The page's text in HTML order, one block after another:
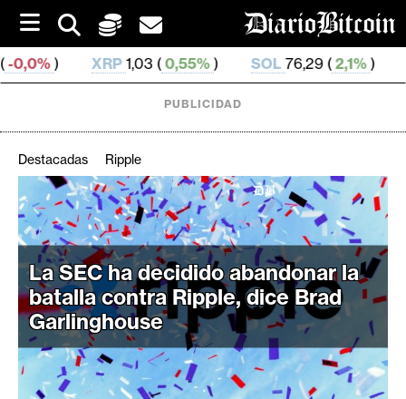
i
p
t
o
1,03 ( 0,55%) SOL76,29 ( 2,1%) TRX0,329
C
r
i
p
t
o
M
e
r
PUBLICIDAD
Destacadas Ripple
La SEC ha decidido abandonar la
batalla contra Ripple, dice Brad
Garlinghouse